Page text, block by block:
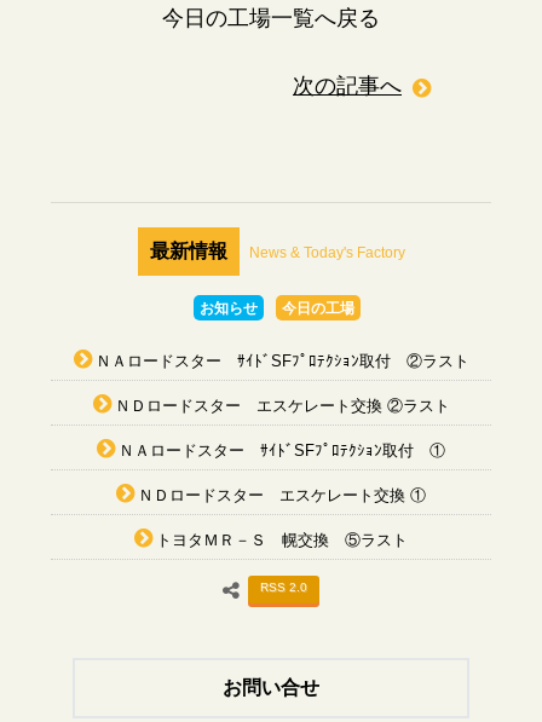
今日の工場一覧へ戻る
次の記事へ
最新情報 News & Today's Factory
お知らせ 今日の工場
ＮＡロードスター ｻｲﾄﾞSFﾌﾟﾛﾃｸｼｮﾝ取付 ②ラスト
ＮＤロードスター エスケレート交換 ②ラスト
ＮＡロードスター ｻｲﾄﾞSFﾌﾟﾛﾃｸｼｮﾝ取付 ①
ＮＤロードスター エスケレート交換 ①
トヨタＭＲ－Ｓ 幌交換 ⑤ラスト
RSS 2.0
お問い合せ